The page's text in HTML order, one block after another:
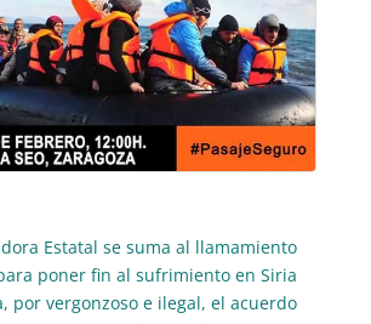
Estatal se suma al llamamiento
poner fin al sufrimiento en Siria
por vergonzoso e ilegal, el acuerdo